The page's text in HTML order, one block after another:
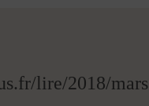
lire/2018/